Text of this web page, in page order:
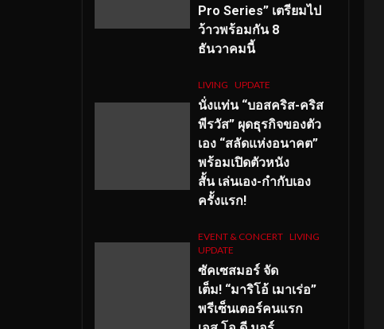
Pro Series” เตรียมไป
ว้าวพร้อมกัน 8
ธันวาคมนี้
LIVING UPDATE
นั่งแท่น “บอสคริส-คริส
พีรวัส” ผุดธุรกิจของตัว
เอง “สลัดแห่งอนาคต”
พร้อมเปิดตัวหนัง
สั้น เล่นเอง-กำกับเอง
ครั้งแรก!
EVENT & CONCERT LIVING
UPDATE
ซัคเซสมอร์ จัด
เต็ม! “มาริโอ้ เมาเร่อ”
พรีเซ็นเตอร์คนแรก